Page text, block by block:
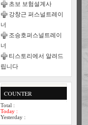
초보 보험설계사
강창근 퍼스널트레이
너
조승호퍼스널트레이
너
티스토리에서 알려드
립니다
COUNTER
Total :
Today :
Yesterday :